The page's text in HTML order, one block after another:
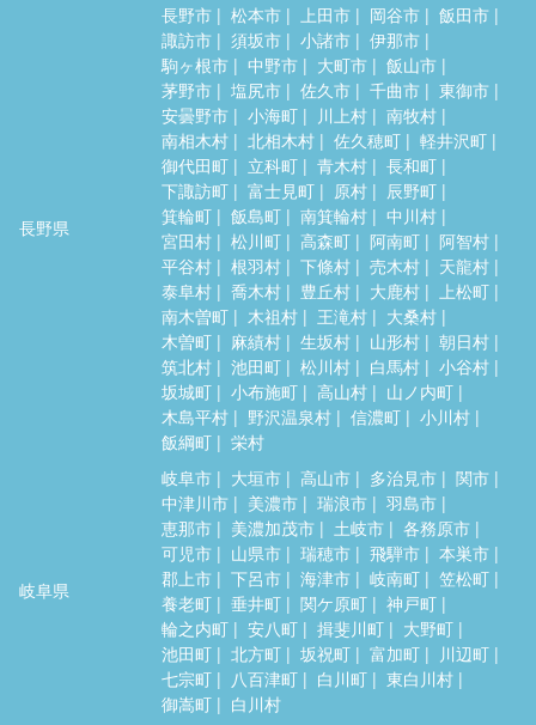
長野県
長野市 松本市 上田市 岡谷市
飯田市
諏訪市
須坂市 小諸市
伊那市
駒ヶ根市
中野市 大町市
飯山市
茅野市
塩尻市 佐久市 千曲市
東御市
安曇野市
小海町 川上村
南牧村
南相木村
北相木村 佐久穂町
軽井沢町
御代田町
立科町 青木村
長和町
下諏訪町
富士見町 原村
辰野町
箕輪町
飯島町 南箕輪村
中川村
宮田村
松川町 高森町 阿南町
阿智村
平谷村
根羽村 下條村 売木村
天龍村
泰阜村
喬木村 豊丘村 大鹿村
上松町
南木曽町
木祖村 王滝村
大桑村
木曽町
麻績村 生坂村 山形村
朝日村
筑北村
池田町 松川村 白馬村
小谷村
坂城町
小布施町 高山村
山ノ内町
木島平村
野沢温泉村 信濃町
小川村
飯綱町
栄村
岐阜県
岐阜市 大垣市 高山市 多治見市
関市
中津川市
美濃市 瑞浪市
羽島市
恵那市
美濃加茂市 土岐市
各務原市
可児市
山県市 瑞穂市 飛騨市
本巣市
郡上市
下呂市 海津市 岐南町
笠松町
養老町
垂井町 関ケ原町
神戸町
輪之内町
安八町 揖斐川町
大野町
池田町
北方町 坂祝町 富加町
川辺町
七宗町
八百津町 白川町
東白川村
御嵩町
白川村